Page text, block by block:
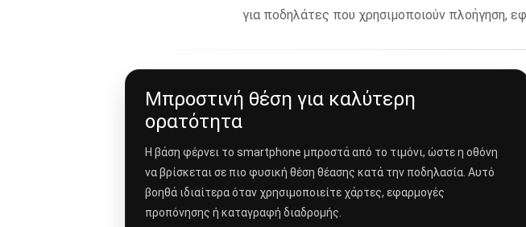
για ποδηλάτες που χρησιμοποιούν πλοήγηση,
Μπροστινή θέση για καλύτερη
ορατότητα
Η βάση φέρνει το smartphone μπροστά από το τιμόνι, ώστε η οθόνη
να βρίσκεται σε πιο φυσική θέση θέασης κατά την ποδηλασία. Αυτό
βοηθά ιδιαίτερα όταν χρησιμοποιείτε χάρτες, εφαρμογές
προπόνησης ή καταγραφή διαδρομής.